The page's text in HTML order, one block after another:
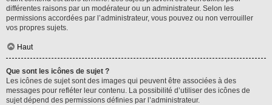
différentes raisons par un modérateur ou un administrateur. Selon les
permissions accordées par l’administrateur, vous pouvez ou non verrouiller
vos propres sujets.
Haut
Que sont les icônes de sujet ?
Les icônes de sujet sont des images qui peuvent être associées à des
messages pour refléter leur contenu. La possibilité d’utiliser des icônes de
sujet dépend des permissions définies par l’administrateur.